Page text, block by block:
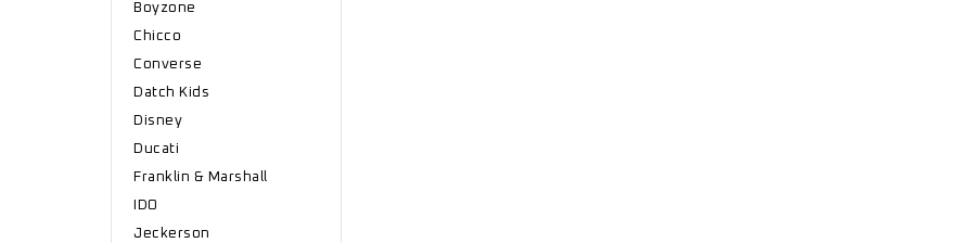
Boyzone
Chicco
Converse
Datch Kids
Disney
Ducati
Franklin & Marshall
IDO
Jeckerson